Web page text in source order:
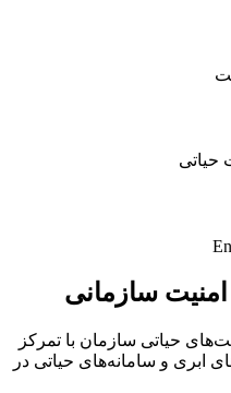
حیاتی
سازمانی
حیاتی سازمان با تمرکز
ابری و سامانه‌های حیاتی در